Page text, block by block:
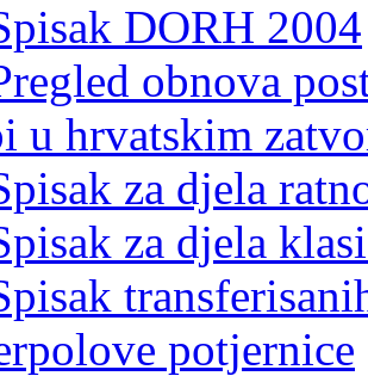
DORH 2004
obnova
u hrvatskim
za djela
za djela
potjernice